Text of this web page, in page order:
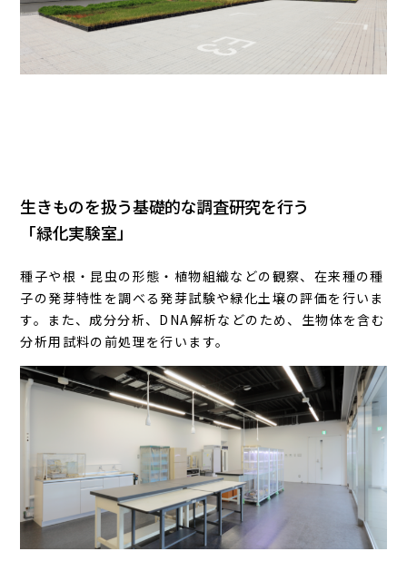
生きものを扱う基礎的な調査研究を行う
「緑化実験室」
種子や根・昆虫の形態・植物組織などの観察、在来種の種
子の発芽特性を調べる発芽試験や緑化土壌の評価を行いま
す。また、成分分析、DNA解析などのため、生物体を含む
分析用試料の前処理を行います。